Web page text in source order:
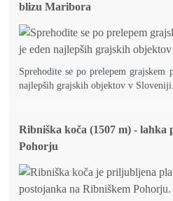
blizu Maribora
Sprehodite se po prelepem
najlepših grajskih objektov v Sloveniji.
Ribniška koča (1507 m) - lahka
Pohorju